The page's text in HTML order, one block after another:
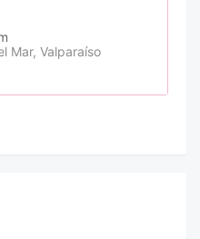
Mar, Valparaíso